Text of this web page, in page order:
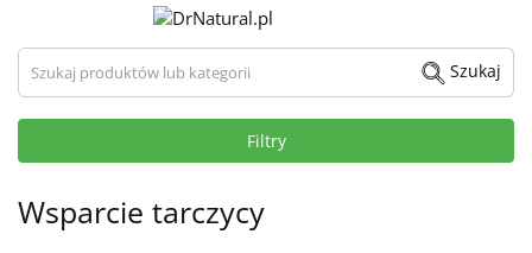
Szukaj produktów lub kategorii Szukaj
Filtry
Wsparcie tarczycy